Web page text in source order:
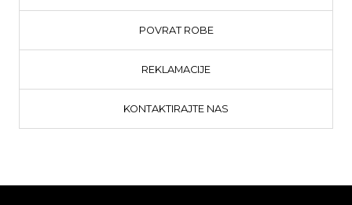
POVRAT ROBE
REKLAMACIJE
KONTAKTIRAJTE NAS